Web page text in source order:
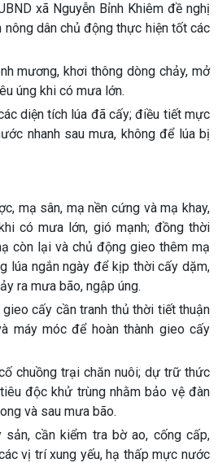
xã Nguyễn Bỉnh Khiêm đề nghị
dân chủ động thực hiện tốt các
mương, khơi thông dòng chảy, mở
úng khi có mưa lớn.
diện tích lúa đã cấy; điều tiết mực
nhanh sau mưa, không để lúa bị
mạ sân, mạ nền cứng và mạ khay,
có mưa lớn, gió mạnh; đồng thời
còn lại và chủ động gieo thêm mạ
lúa ngắn ngày để kịp thời cấy dặm,
ra mưa bão, ngập úng.
gieo cấy cần tranh thủ thời tiết thuận
máy móc để hoàn thành gieo cấy
chuồng trại chăn nuôi; dự trữ thức
độc khử trùng nhằm bảo vệ đàn
và sau mưa bão.
cần kiểm tra bờ ao, cống cấp,
vị trí xung yếu, hạ thấp mực nước